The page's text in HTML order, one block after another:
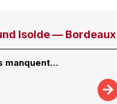
Isolde — Bordeaux
manquent…